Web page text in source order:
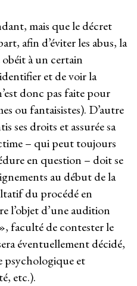
mais que le décret
afin d’éviter les abus, la
à un certain
et de voir la
donc pas faite pour
ou fantaisistes). D’autre
ses droits et assurée sa
– qui peut toujours
en question – doit se
au début de la
du procédé en
l’objet d’une audition
faculté de contester le
éventuellement décidé,
psychologique et
etc.).